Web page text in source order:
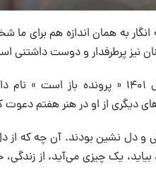
به همان اندازه هم برای
نیز پرطرفدار و دوست داشتنی
آخرین ساخته ی مرحوم کیومرث پوراحمد در سال
دیگری از او در هنر هفتم دعوت
دل نشین بودند. آن چه که از
یک چیزی می‌آید، از زندگی،